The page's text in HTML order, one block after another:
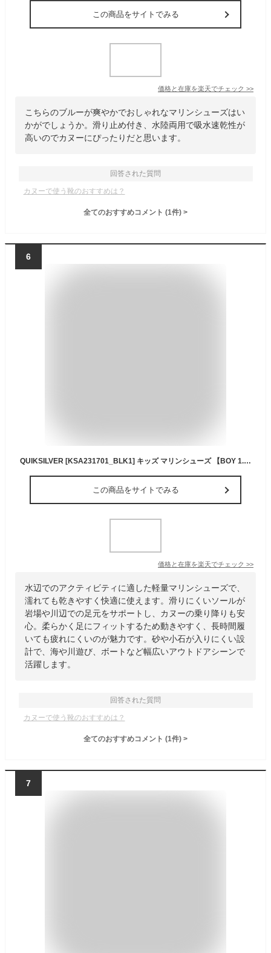
この商品をサイトでみる
価格と在庫を楽天でチェック >>
こちらのブルーが爽やかでおしゃれなマリンシューズはい
かがでしょうか。滑り止め付き、水陸両用で吸水速乾性が
高いのでカヌーにぴったりだと思います。
回答された質問
カヌーで使う靴のおすすめは？
全てのおすすめコメント (1件) >
6
QUIKSILVER [KSA231701_BLK1] キッズ マリンシューズ 【BOY 1.5 WATER SOCKS】クイックシルバー ウォーターシューズ ユース ジュニア 子供用 男の子 ボーイズ 海水浴 川遊び シュノーケル ビーチ ボート カヌー 特に磯遊び岩場には必須! [メール便対応可]
この商品をサイトでみる
価格と在庫を楽天でチェック >>
水辺でのアクティビティに適した軽量マリンシューズで、
濡れても乾きやすく快適に使えます。滑りにくいソールが
岩場や川辺での足元をサポートし、カヌーの乗り降りも安
心。柔らかく足にフィットするため動きやすく、長時間履
いても疲れにくいのが魅力です。砂や小石が入りにくい設
計で、海や川遊び、ボートなど幅広いアウトドアシーンで
活躍します。
回答された質問
カヌーで使う靴のおすすめは？
全てのおすすめコメント (1件) >
7